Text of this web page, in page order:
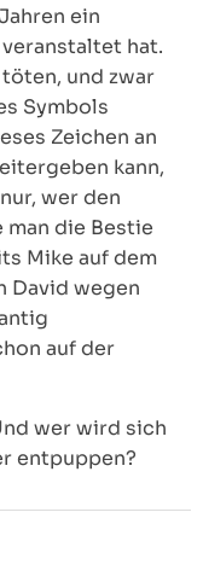
ein
hat.
und zwar
Symbols
Zeichen an
kann,
wer den
die Bestie
Mike auf dem
David wegen
auf der
wer wird sich
entpuppen?